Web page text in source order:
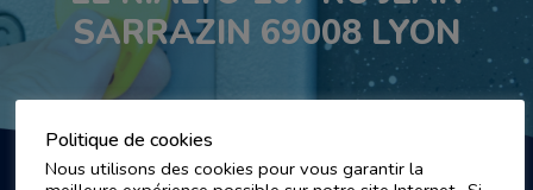
SARRAZIN 69008 LYON
Politique de cookies
Nous utilisons des cookies pour vous garantir la